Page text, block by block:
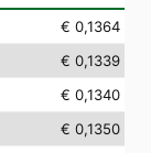
€ 0,1364
€ 0,1339
€ 0,1340
€ 0,1350